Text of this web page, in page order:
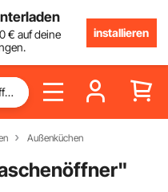
€ auf deine
installieren
Außenküchen
"